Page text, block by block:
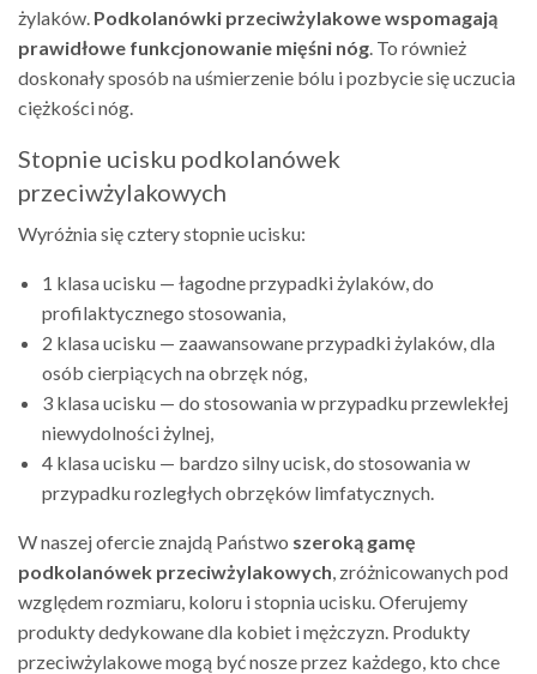
żylaków. Podkolanówki przeciwżylakowe wspomagają
prawidłowe funkcjonowanie mięśni nóg . To również
doskonały sposób na uśmierzenie bólu i pozbycie się uczucia
ciężkości nóg.
Stopnie ucisku podkolanówek
przeciwżylakowych
Wyróżnia się cztery stopnie ucisku:
1 klasa ucisku — łagodne przypadki żylaków, do
profilaktycznego stosowania,
2 klasa ucisku — zaawansowane przypadki żylaków, dla
osób cierpiących na obrzęk nóg,
3 klasa ucisku — do stosowania w przypadku przewlekłej
niewydolności żylnej,
4 klasa ucisku — bardzo silny ucisk, do stosowania w
przypadku rozległych obrzęków limfatycznych.
W naszej ofercie znajdą Państwo szeroką gamę
podkolanówek przeciwżylakowych , zróżnicowanych pod
względem rozmiaru, koloru i stopnia ucisku. Oferujemy
produkty dedykowane dla kobiet i mężczyzn. Produkty
przeciwżylakowe mogą być nosze przez każdego, kto chce